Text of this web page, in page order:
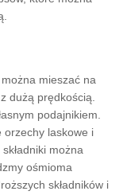
mieszać na
dużą prędkością.
podajnikiem.
orzechy laskowe i
można
ośmioma
składników i